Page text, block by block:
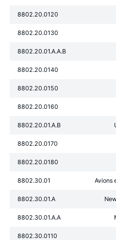
8802.20.0120
8802.20.0130
8802.20.01.A.A.B
8802.20.0140
8802.20.0150
8802.20.0160
8802.20.01.A.B
8802.20.0170
8802.20.0180
8802.30.01 Avions
8802.30.01.A
8802.30.01.A.A
8802.30.0110